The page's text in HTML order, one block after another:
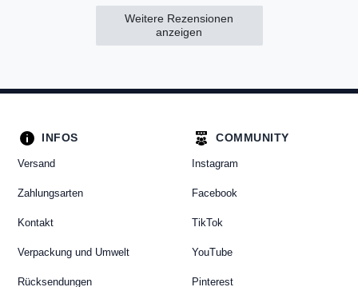
Weitere Rezensionen
anzeigen
INFOS
Versand
Zahlungsarten
Kontakt
Verpackung und Umwelt
Rücksendungen
COMMUNITY
Instagram
Facebook
TikTok
YouTube
Pinterest